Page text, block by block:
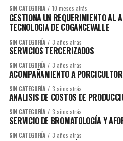
SIN CATEGORÍA 10 meses atrás
GESTIONA UN REQUERIMIENTO AL
TECNOLOGIA DE COGANCEVALLE
SIN CATEGORÍA 3 años atrás
SERVICIOS TERCERIZADOS
SIN CATEGORÍA 3 años atrás
ACOMPAÑAMIENTO A
SIN CATEGORÍA 3 años atrás
ANALISIS DE COSTOS DE
SIN CATEGORÍA 3 años atrás
SERVICIO DE BROMATOLOGÍA Y
SIN CATEGORÍA 3 años atrás